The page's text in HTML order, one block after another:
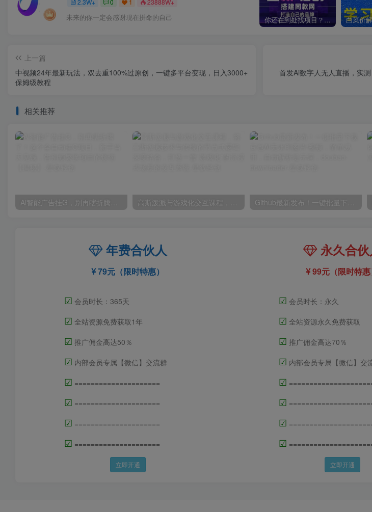
未来的你一定会感谢现在拼命的自己 你还在到处找项目？还在当韭菜？我靠卖项目一个月收入5万+，曾经我也是个失败者。
上一篇
中视频24年最新玩法，双去重100%过原创，一键多平台变现，日入3000+
保姆级教程
首发Ai数字人无人直播，实
相关推荐
Ai智能广告挂G，别再瞎折腾了！这个全自动挂G项目，新手当天见钱，告别频繁换项目的烦恼【揭秘】 高斯泼溅与游戏化交互课程，将高斯泼溅技术与传统的节点式逻辑深度结合，打造一套“游戏化”的沉浸式场景的交互系统 Github最新发布！一键批量下载豆包AI无水印图片/视频，简单易用，自动解析提示词，doubao-downloader
年费合伙人
79元（限时特惠）
☑ 会员时长：365天
☑ 全站资源免费获取1年
☑ 推广佣金高达50％
☑ 内部会员专属【微信】交流群
☑ =====================
☑ =====================
☑ =====================
☑ =====================
立即开通
永久合伙
99元（限时特惠
☑ 会员时长：永久
☑ 全站资源永久免费获取
☑ 推广佣金高达70％
☑ 内部会员专属【微信】交
☑
☑
☑
☑
立即开通